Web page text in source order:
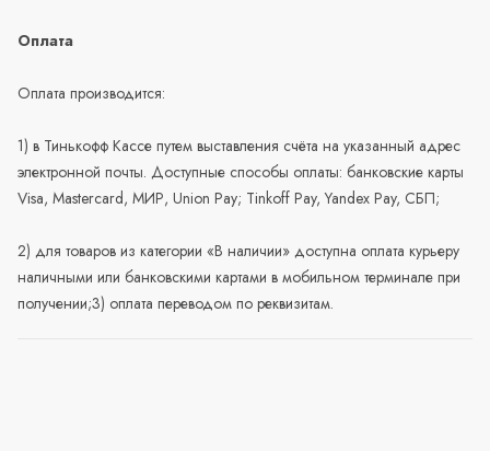
Оплата
Оплата производится:
1) в Тинькофф Кассе путем выставления счёта на указанный адрес
электронной почты. Доступные способы оплаты: банковские карты
Visa, Mastercard, МИР, Union Pay; Tinkoff Pay, Yandex Pay, СБП;
2) для товаров из категории «В наличии» доступна оплата курьеру
наличными или банковскими картами в мобильном терминале при
получении;3) оплата переводом по реквизитам.